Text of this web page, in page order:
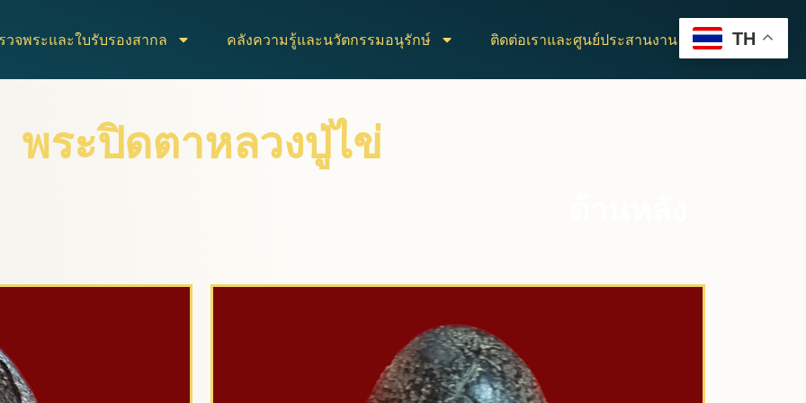
วจพระและใบรับรองสากล คลังความรู้และนวัตกรรมอนุรักษ์ ติดต่อเราและศูนย์ประสานงาน
พระปิดตาหลวงปู่ไข่
TH